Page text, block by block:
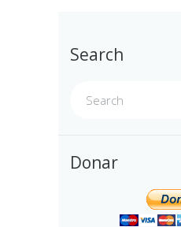
Search
Donar